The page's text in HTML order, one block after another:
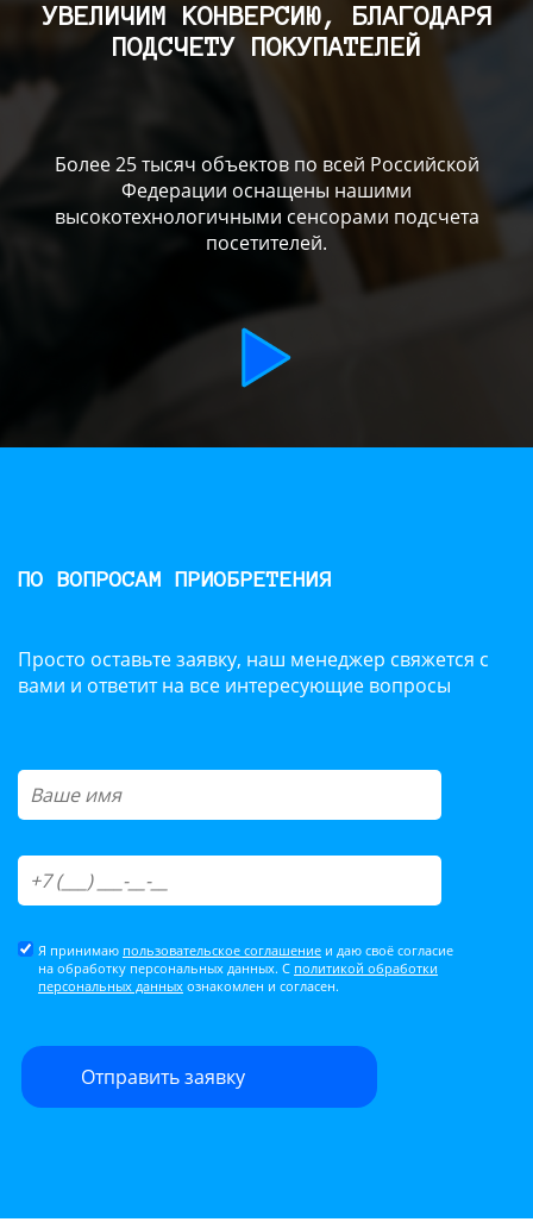
УВЕЛИЧИМ КОНВЕРСИЮ, БЛАГОДАРЯ
ПОДСЧЕТУ ПОКУПАТЕЛЕЙ
Более 25 тысяч объектов по всей Российской
Федерации оснащены нашими
высокотехнологичными сенсорами подсчета
посетителей.
ПО ВОПРОСАМ ПРИОБРЕТЕНИЯ
Просто оставьте заявку, наш менеджер свяжется с
вами и ответит на все интересующие вопросы
Я принимаю пользовательское соглашение и даю своё согласие
на обработку персональных данных. С политикой обработки
персональных данных ознакомлен и согласен.